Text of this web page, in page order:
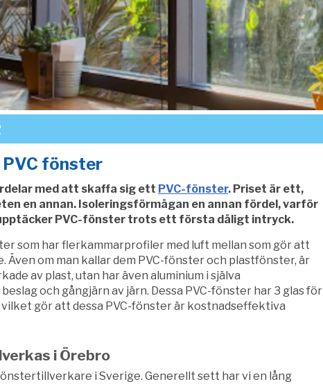
PVC fönster
med att skaffa sig ett PVC-fönster. Priset är ett,
en annan. Isoleringsförmågan en annan fördel, varför
PVC-fönster trots ett första dåligt intryck.
som har flerkammarprofiler med luft mellan som gör att
Även om man kallar dem PVC-fönster och plastfönster, är
av plast, utan har även aluminium i själva
och gångjärn av järn. Dessa PVC-fönster har 3 glas för
vilket gör att dessa PVC-fönster är kostnadseffektiva
i Örebro
i Sverige. Generellt sett har vi en lång